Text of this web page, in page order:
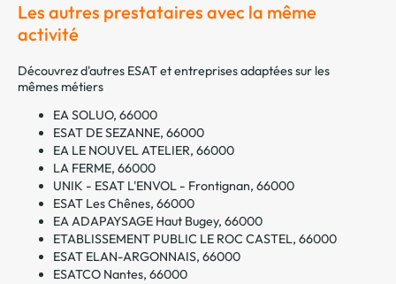
Les autres prestataires avec la même
activité
Découvrez d'autres ESAT et entreprises adaptées sur les
mêmes métiers
EA SOLUO, 66000
ESAT DE SEZANNE, 66000
EA LE NOUVEL ATELIER, 66000
LA FERME, 66000
UNIK - ESAT L'ENVOL - Frontignan, 66000
ESAT Les Chênes, 66000
EA ADAPAYSAGE Haut Bugey, 66000
ETABLISSEMENT PUBLIC LE ROC CASTEL, 66000
ESAT ELAN-ARGONNAIS, 66000
ESATCO Nantes, 66000